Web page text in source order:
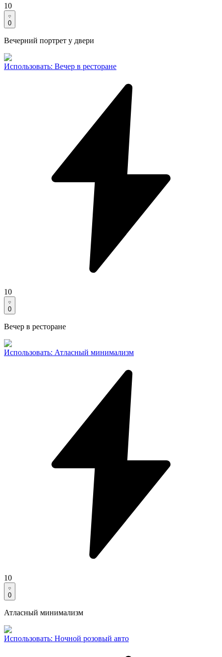
10
0
Вечерний портрет у двери
Использовать: Вечер в ресторане
10
0
Вечер в ресторане
Использовать: Атласный минимализм
10
0
Атласный минимализм
Использовать: Ночной розовый авто